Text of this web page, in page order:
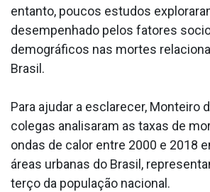
entanto, poucos estudos
desempenhado pelos fatores
demográficos nas mortes
Brasil.
Para ajudar a esclarecer, Monteiro
colegas analisaram as taxas de
ondas de calor entre 2000 e 2018
áreas urbanas do Brasil,
terço da população nacional.